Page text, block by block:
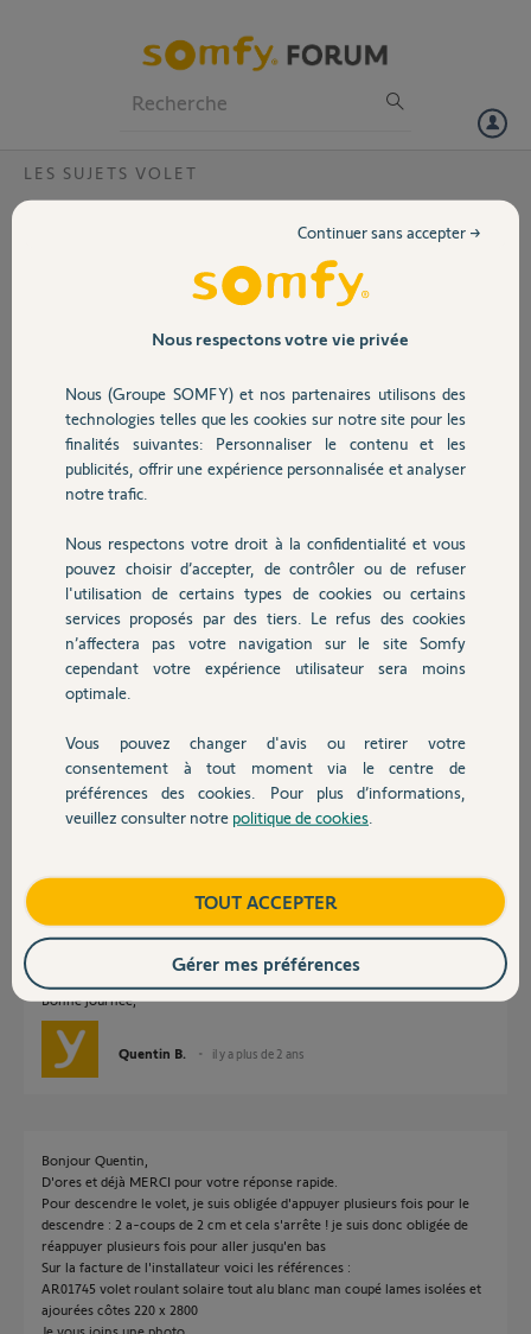
Volet
Sécurité
Domotique
Chauffage
Autres produits
Devis avec un pro
Contact
LES SUJETS VOLET
Volet solaire roulant descente en saccade ?
Bonjour depuis 3 jours l'un de mes volets roulants SOLAIRE descend
par saccades mais remonte normalement !
Dans la journée ce problème à l'air de disparaitre ???
J'ai vérifié avec mes 2 autres télécommandes le problème reste le
il a été posé en octobre 2023.
Il mesure 2m75
Je ne l'utilise pas plus de 3 fois par jour maximum !
Merci pour votre réponse
Bien cordialement
Merci,
Jacqueline P.
il y a plus de 2 ans
Participer au fil de discussion
Réponses
Bonjour Jacqueline,
descendre ou le moteur bien qu'en s'arrêtant, repart tout seul sans une
manipulation de votre part ?
Avez-vous des photos de l'installation ?
Bonne journée,
Quentin B. il y a plus de 2 ans
Bonjour Quentin,
D'ores et déjà MERCI pour votre réponse rapide.
Pour descendre le volet, je suis obligée d'appuyer plusieurs fois pour le
descendre : 2 a-coups de 2 cm et cela s'arrête ! je suis donc obligée de
réappuyer plusieurs fois pour aller jusqu'en bas
Sur la facture de l'installateur voici les références :
AR01745 volet roulant solaire tout alu blanc man coupé lames isolées et
ajourées côtes 220 x 2800
Je vous joins une photo
Nous respectons votre vie privée
Nous (Groupe SOMFY) et nos partenaires utilisons des
technologies telles que les cookies sur notre site pour les
finalités suivantes: Personnaliser le contenu et les
publicités, offrir une expérience personnalisée et analyser
notre trafic.
Nous respectons votre droit à la confidentialité et vous
pouvez choisir d’accepter, de contrôler ou de refuser
l'utilisation de certains types de cookies ou certains
services proposés par des tiers. Le refus des cookies
n’affectera pas votre navigation sur le site Somfy
cependant votre expérience utilisateur sera moins
optimale.
Vous pouvez changer d'avis ou retirer votre
consentement à tout moment via le centre de
préférences des cookies. Pour plus d’informations,
veuillez consulter notre politique de cookies
Continuer sans accepter →
TOUT ACCEPTER
Gérer mes préférences